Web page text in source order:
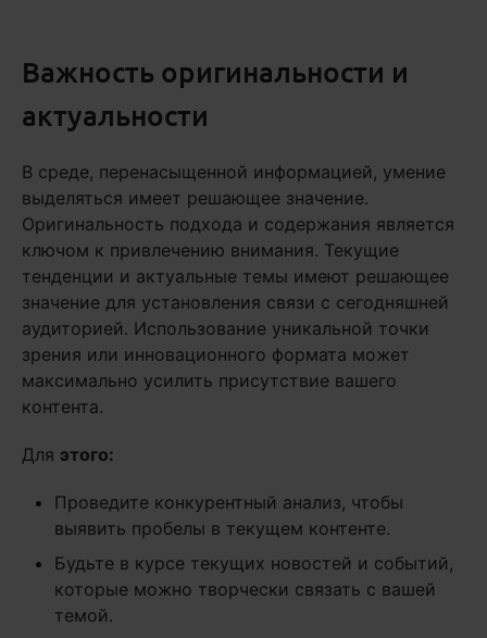
Важность оригинальности и
актуальности
В среде, перенасыщенной информацией, умение
выделяться имеет решающее значение.
Оригинальность подхода и содержания является
ключом к привлечению внимания. Текущие
тенденции и актуальные темы имеют решающее
значение для установления связи с сегодняшней
аудиторией. Использование уникальной точки
зрения или инновационного формата может
максимально усилить присутствие вашего
контента.
Для этого:
Проведите конкурентный анализ, чтобы
выявить пробелы в текущем контенте.
Будьте в курсе текущих новостей и событий,
которые можно творчески связать с вашей
темой.